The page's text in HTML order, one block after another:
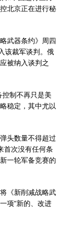
北京正在进行秘
武器条约》周四
该裁军谈判。俄
被纳入谈判之
制不再只是美
稳定，其中尤以
头数量不得超过
首次没有任何条
一轮军备竞赛的
《新削减战略武
项“新的、改进